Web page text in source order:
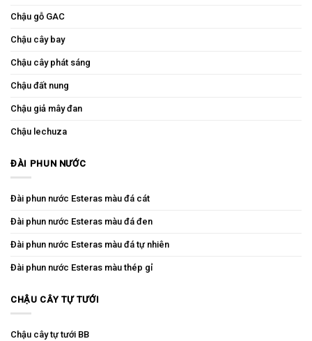
Chậu gỗ GAC
Chậu cây bay
Chậu cây phát sáng
Chậu đất nung
Chậu giả mây đan
Chậu lechuza
ĐÀI PHUN NƯỚC
Đài phun nước Esteras màu đá cát
Đài phun nước Esteras màu đá đen
Đài phun nước Esteras màu đá tự nhiên
Đài phun nước Esteras màu thép gỉ
CHẬU CÂY TỰ TƯỚI
Chậu cây tự tưới BB